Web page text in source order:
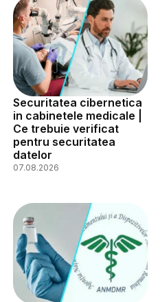
Securitatea cibernetica
in cabinetele medicale |
Ce trebuie verificat
pentru securitatea
datelor
07.08.2026